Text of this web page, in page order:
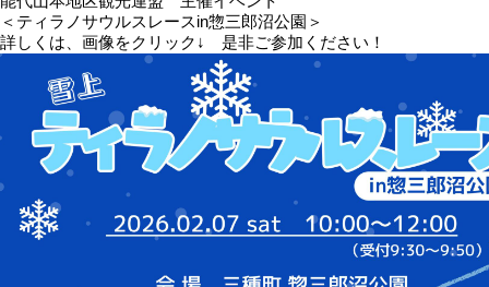
＜ティラノサウルスレースin惣三郎沼公園＞
詳しくは、画像をクリック↓ 是非ご参加ください！